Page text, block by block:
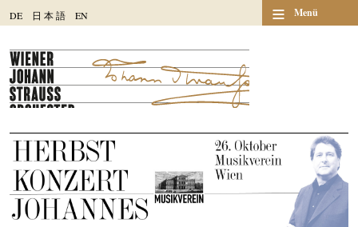
DE 日 本語 EN ≡ Menü